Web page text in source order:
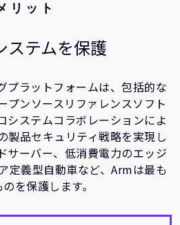
リット
ステムを保護
プラットフォームは、包括的な
プンソースリファレンスソフト
システムコラボレーションによ
製品セキュリティ戦略を実現し
サーバー、低消費電力のエッジ
定義型自動車など、Armは最も
を保護します。